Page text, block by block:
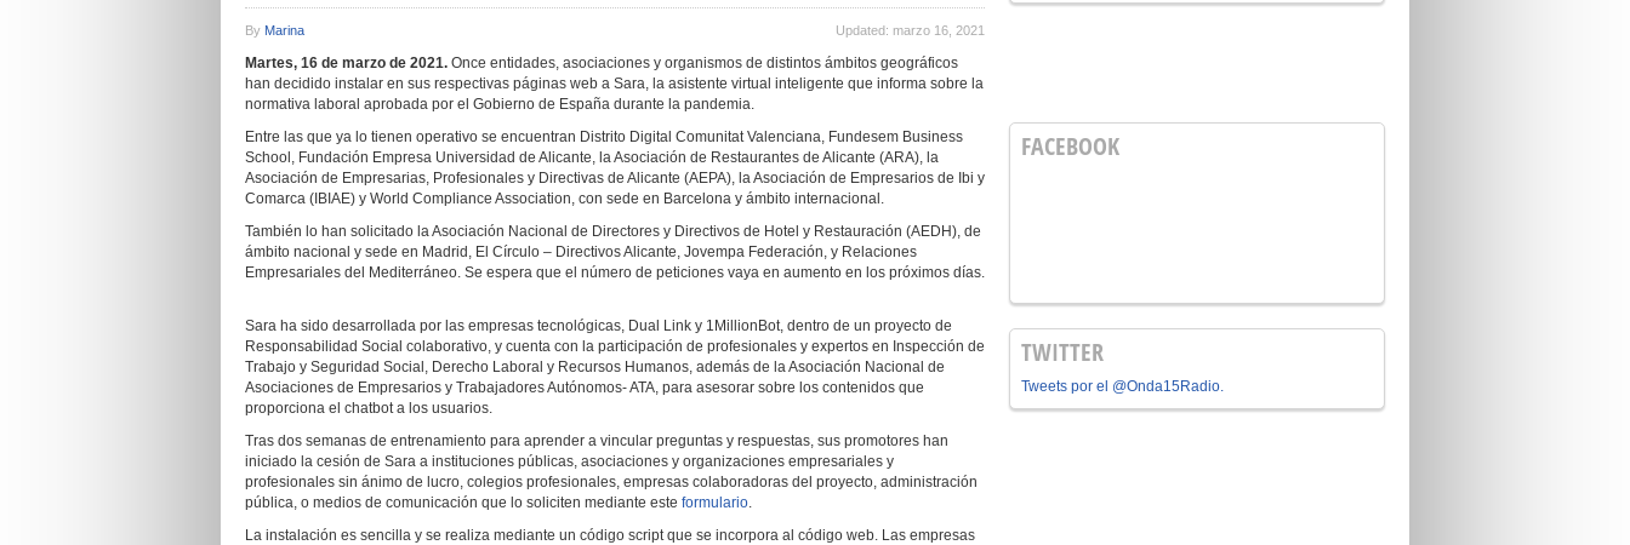
By Marina Updated: marzo 16, 2021
Martes, 16 de marzo de 2021. Once entidades, asociaciones y organismos de distintos ámbitos geográficos
han decidido instalar en sus respectivas páginas web a Sara, la asistente virtual inteligente que informa sobre la
normativa laboral aprobada por el Gobierno de España durante la pandemia.
Entre las que ya lo tienen operativo se encuentran Distrito Digital Comunitat Valenciana, Fundesem Business
School, Fundación Empresa Universidad de Alicante, la Asociación de Restaurantes de Alicante (ARA), la
Asociación de Empresarias, Profesionales y Directivas de Alicante (AEPA), la Asociación de Empresarios de Ibi y
Comarca (IBIAE) y World Compliance Association, con sede en Barcelona y ámbito internacional.
También lo han solicitado la Asociación Nacional de Directores y Directivos de Hotel y Restauración (AEDH), de
ámbito nacional y sede en Madrid, El Círculo – Directivos Alicante, Jovempa Federación, y Relaciones
Empresariales del Mediterráneo. Se espera que el número de peticiones vaya en aumento en los próximos días.
Sara ha sido desarrollada por las empresas tecnológicas, Dual Link y 1MillionBot, dentro de un proyecto de
Responsabilidad Social colaborativo, y cuenta con la participación de profesionales y expertos en Inspección de
Trabajo y Seguridad Social, Derecho Laboral y Recursos Humanos, además de la Asociación Nacional de
Asociaciones de Empresarios y Trabajadores Autónomos- ATA, para asesorar sobre los contenidos que
proporciona el chatbot a los usuarios.
Tras dos semanas de entrenamiento para aprender a vincular preguntas y respuestas, sus promotores han
iniciado la cesión de Sara a instituciones públicas, asociaciones y organizaciones empresariales y
profesionales sin ánimo de lucro, colegios profesionales, empresas colaboradoras del proyecto, administración
pública, o medios de comunicación que lo soliciten mediante este formulario.
La instalación es sencilla y se realiza mediante un código script que se incorpora al código web. Las empresas
FACEBOOK
TWITTER
Tweets por el @Onda15Radio.